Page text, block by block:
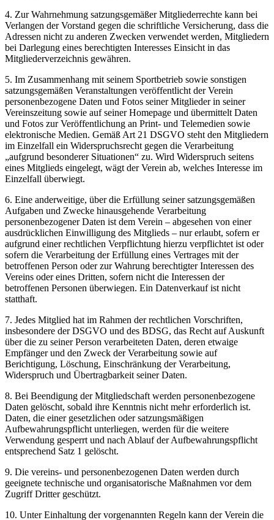
4. Zur Wahrnehmung satzungsgemäßer Mitgliederrechte kann bei
Verlangen der Vorstand gegen die schriftliche Versicherung, dass die
Adressen nicht zu anderen Zwecken verwendet werden, Mitgliedern
bei Darlegung eines berechtigten Interesses Einsicht in das
Mitgliederverzeichnis gewähren.
5. Im Zusammenhang mit seinem Sportbetrieb sowie sonstigen
satzungsgemäßen Veranstaltungen veröffentlicht der Verein
personenbezogene Daten und Fotos seiner Mitglieder in seiner
Vereinszeitung sowie auf seiner Homepage und übermittelt Daten
und Fotos zur Veröffentlichung an Print- und Telemedien sowie
elektronische Medien. Gemäß Art 21 DSGVO steht den Mitgliedern
im Einzelfall ein Widerspruchsrecht gegen die Verarbeitung
„aufgrund besonderer Situationen“ zu. Wird Widerspruch seitens
eines Mitglieds eingelegt, wägt der Verein ab, welches Interesse im
Einzelfall überwiegt.
6. Eine anderweitige, über die Erfüllung seiner satzungsgemäßen
Aufgaben und Zwecke hinausgehende Verarbeitung
personenbezogener Daten ist dem Verein – abgesehen von einer
ausdrücklichen Einwilligung des Mitglieds – nur erlaubt, sofern er
aufgrund einer rechtlichen Verpflichtung hierzu verpflichtet ist oder
sofern die Verarbeitung der Erfüllung eines Vertrages mit der
betroffenen Person oder zur Wahrung berechtigter Interessen des
Vereins oder eines Dritten, sofern nicht die Interessen der
betroffenen Personen überwiegen. Ein Datenverkauf ist nicht
statthaft.
7. Jedes Mitglied hat im Rahmen der rechtlichen Vorschriften,
insbesondere der DSGVO und des BDSG, das Recht auf Auskunft
über die zu seiner Person verarbeiteten Daten, deren etwaige
Empfänger und den Zweck der Verarbeitung sowie auf
Berichtigung, Löschung, Einschränkung der Verarbeitung,
Widerspruch und Übertragbarkeit seiner Daten.
8. Bei Beendigung der Mitgliedschaft werden personenbezogene
Daten gelöscht, sobald ihre Kenntnis nicht mehr erforderlich ist.
Daten, die einer gesetzlichen oder satzungsmäßigen
Aufbewahrungspflicht unterliegen, werden für die weitere
Verwendung gesperrt und nach Ablauf der Aufbewahrungspflicht
entsprechend Satz 1 gelöscht.
9. Die vereins- und personenbezogenen Daten werden durch
geeignete technische und organisatorische Maßnahmen vor dem
Zugriff Dritter geschützt.
10. Unter Einhaltung der vorgenannten Regeln kann der Verein die